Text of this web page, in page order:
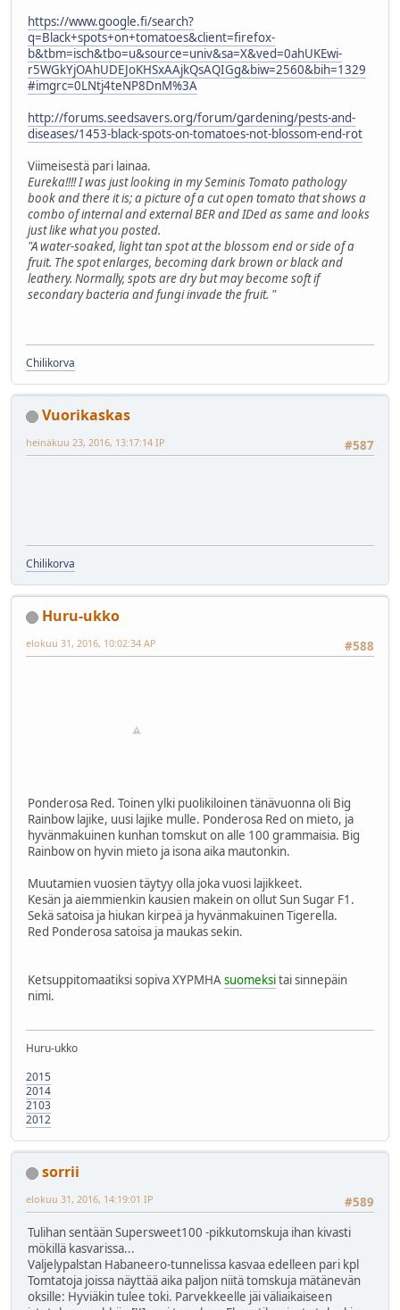
https://www.google.fi/search?
q=Black+spots+on+tomatoes&client=firefox-
b&tbm=isch&tbo=u&source=univ&sa=X&ved=0ahUKEwi-
r5WGkYjOAhUDEJoKHSxAAjkQsAQIGg&biw=2560&bih=1329
#imgrc=0LNtj4teNP8DnM%3A
http://forums.seedsavers.org/forum/gardening/pests-and-
diseases/1453-black-spots-on-tomatoes-not-blossom-end-rot
Viimeisestä pari lainaa.
Eureka!!!! I was just looking in my Seminis Tomato pathology
book and there it is; a picture of a cut open tomato that shows a
combo of internal and external BER and IDed as same and looks
just like what you posted.
"A water-soaked, light tan spot at the blossom end or side of a
fruit. The spot enlarges, becoming dark brown or black and
leathery. Normally, spots are dry but may become soft if
secondary bacteria and fungi invade the fruit. "
Chilikorva
Vuorikaskas
#587
heinäkuu 23, 2016, 13:17:14 IP
Chilikorva
Huru-ukko
#588
elokuu 31, 2016, 10:02:34 AP
Ponderosa Red. Toinen ylki puolikiloinen tänävuonna oli Big
Rainbow lajike, uusi lajike mulle. Ponderosa Red on mieto, ja
hyvänmakuinen kunhan tomskut on alle 100 grammaisia. Big
Rainbow on hyvin mieto ja isona aika mautonkin.
Muutamien vuosien täytyy olla joka vuosi lajikkeet.
Kesän ja aiemmienkin kausien makein on ollut Sun Sugar F1.
Sekä satoisa ja hiukan kirpeä ja hyvänmakuinen Tigerella.
Red Ponderosa satoisa ja maukas sekin.
Ketsuppitomaatiksi sopiva XYPMHAsuomeksitai sinnepäin
nimi.
Huru-ukko
2015
2014
2103
2012
sorrii
#589
elokuu 31, 2016, 14:19:01 IP
Tulihan sentään Supersweet100 -pikkutomskuja ihan kivasti
mökillä kasvarissa...
Valjelypalstan Habaneero-tunnelissa kasvaa edelleen pari kpl
Tomtatoja joissa näyttää aika paljon niitä tomskuja mätänevän
oksille: Hyviäkin tulee toki. Parvekkeelle jäi väliaikaiseen